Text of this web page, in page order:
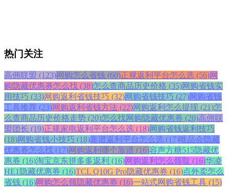
热门关注
高佣联盟 (123)网购怎么省钱 (60)正规返利平台怎么选 (56)网
购隐藏优惠券怎么找 (38)怎么查商品历史价格 (35)网购省钱实
用技巧 (33)网购返利省钱技巧 (32)网购省钱技巧 (27)网购省钱
工具推荐 (23)网购返利省钱方法 (22)网购返利怎么提现 (21)怎
么查商品历史价格走势 (20)怎么找网购隐藏优惠券 (20)高佣联
盟团长 (19)正规家电返利平台怎么选 (18)网购省钱返利技巧
(18)网购省钱小技巧 (18)靠谱返利平台怎么选 (17)唯品会隐藏
优惠券怎么找 (17)网购返利哪个靠谱 (16)容声方糖515隐藏优
惠券 (16)淘宝京东拼多多返利 (16)网购返利怎么领取 (16)华凌
HE1隐藏优惠券 (16)TCL Q10G Pro隐藏优惠券 (16)点外卖怎么
省钱 (16)网购怎么领隐藏优惠券 (16)一站式网购省钱工具 (15)